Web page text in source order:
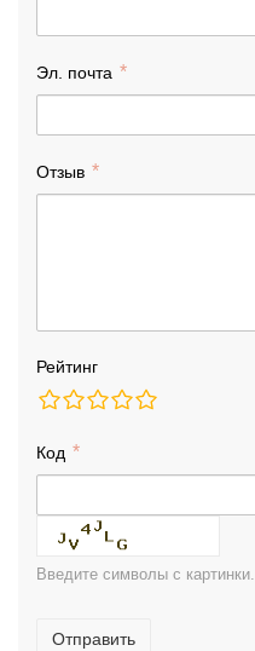
Эл. почта
Отзыв
Рейтинг
Код
Введите символы с картинки.
Отправить